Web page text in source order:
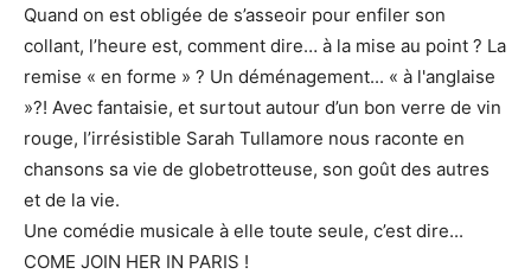
Quand on est obligée de s’asseoir pour enfiler son
collant, l’heure est, comment dire… à la mise au point ? La
remise « en forme » ? Un déménagement... « à l'anglaise
»?! Avec fantaisie, et surtout autour d’un bon verre de vin
rouge, l’irrésistible Sarah Tullamore nous raconte en
chansons sa vie de globetrotteuse, son goût des autres
et de la vie.
Une comédie musicale à elle toute seule, c’est dire...
COME JOIN HER IN PARIS !